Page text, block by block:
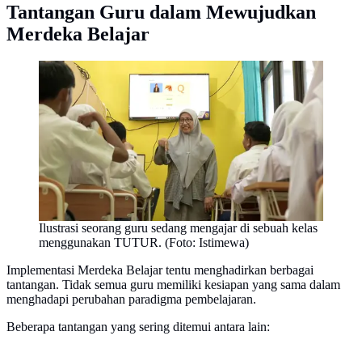
Tantangan Guru dalam Mewujudkan
Merdeka Belajar
Ilustrasi seorang guru sedang mengajar di sebuah kelas
menggunakan TUTUR. (Foto: Istimewa)
Implementasi Merdeka Belajar tentu menghadirkan berbagai
tantangan. Tidak semua guru memiliki kesiapan yang sama dalam
menghadapi perubahan paradigma pembelajaran.
Beberapa tantangan yang sering ditemui antara lain: